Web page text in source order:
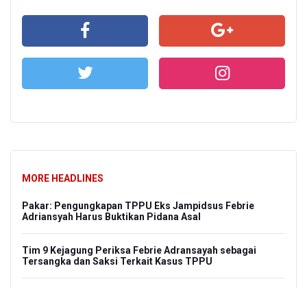
MORE HEADLINES
Pakar: Pengungkapan TPPU Eks Jampidsus Febrie
Adriansyah Harus Buktikan Pidana Asal
Tim 9 Kejagung Periksa Febrie Adransayah sebagai
Tersangka dan Saksi Terkait Kasus TPPU